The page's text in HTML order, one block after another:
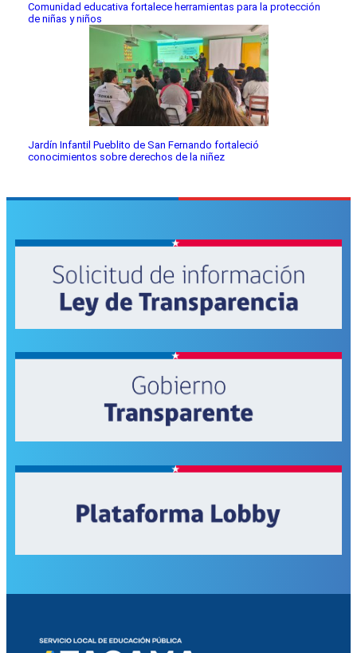
Comunidad educativa fortalece herramientas para la protección
de niñas y niños
Jardín Infantil Pueblito de San Fernando fortaleció
conocimientos sobre derechos de la niñez